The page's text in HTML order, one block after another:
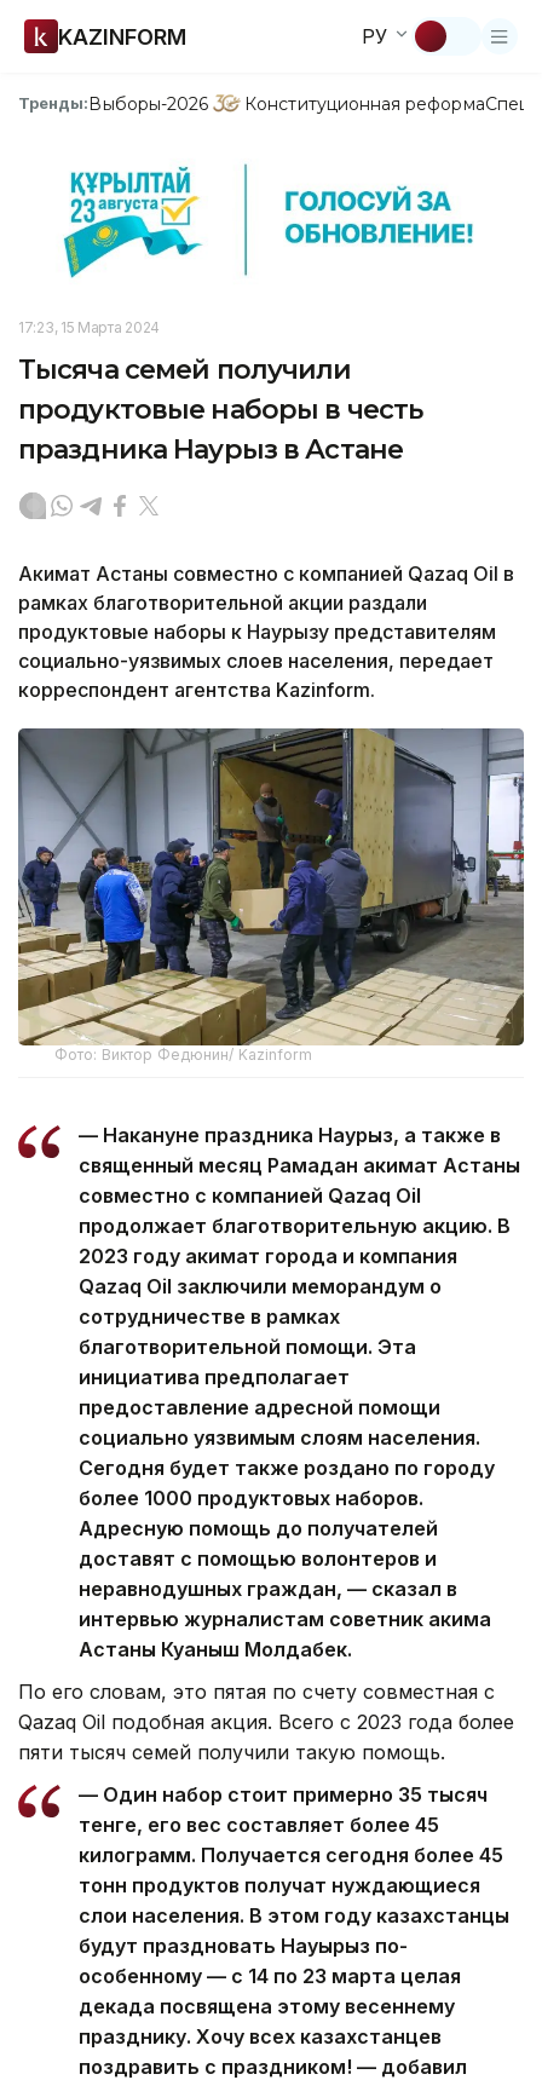
KAZINFORM РУ
Тренды:Выборы-2026 Конституционная реформа
17:23, 15 Марта 2024
Тысяча семей получили
продуктовые наборы в честь
праздника Наурыз в Астане
Акимат Астаны совместно с компанией Qazaq Oil в
рамках благотворительной акции раздали
продуктовые наборы к Наурызу представителям
социально-уязвимых слоев населения, передает
корреспондент агентства Kazinform.
Фото: Виктор Федюнин/ Kazinform
— Накануне праздника Наурыз, а также в
священный месяц Рамадан акимат Астаны
совместно с компанией Qazaq Oil
продолжает благотворительную акцию. В
2023 году акимат города и компания
Qazaq Oil заключили меморандум о
сотрудничестве в рамках
благотворительной помощи. Эта
инициатива предполагает
предоставление адресной помощи
социально уязвимым слоям населения.
Сегодня будет также роздано по городу
более 1000 продуктовых наборов.
Адресную помощь до получателей
доставят с помощью волонтеров и
неравнодушных граждан, — сказал в
интервью журналистам советник акима
Астаны Куаныш Молдабек.
По его словам, это пятая по счету совместная с
Qazaq Oil подобная акция. Всего с 2023 года более
пяти тысяч семей получили такую помощь.
— Один набор стоит примерно 35 тысяч
тенге, его вес составляет более 45
килограмм. Получается сегодня более 45
тонн продуктов получат нуждающиеся
слои населения. В этом году казахстанцы
будут праздновать Науырыз по-
особенному — с 14 по 23 марта целая
декада посвящена этому весеннему
празднику. Хочу всех казахстанцев
поздравить с праздником! — добавил